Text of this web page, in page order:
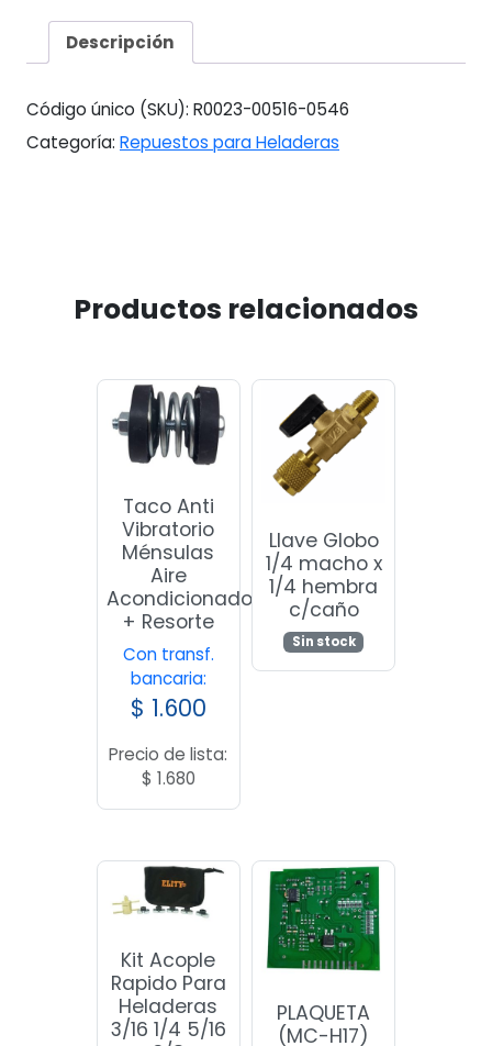
#er-
ptz4
Descripción
Código único (SKU): R0023-00516-0546
Categoría: Repuestos para Heladeras
Productos relacionados
Taco Anti
Vibratorio
Ménsulas
Aire
Acondicionado
+ Resorte
Con transf.
bancaria:
$ 1.600
Precio de lista:
$ 1.680
Llave Globo
1/4 macho x
1/4 hembra
c/caño
Sin stock
Kit Acople
Rapido Para
Heladeras
3/16 1/4 5/16
PLAQUETA
(MC-H17)